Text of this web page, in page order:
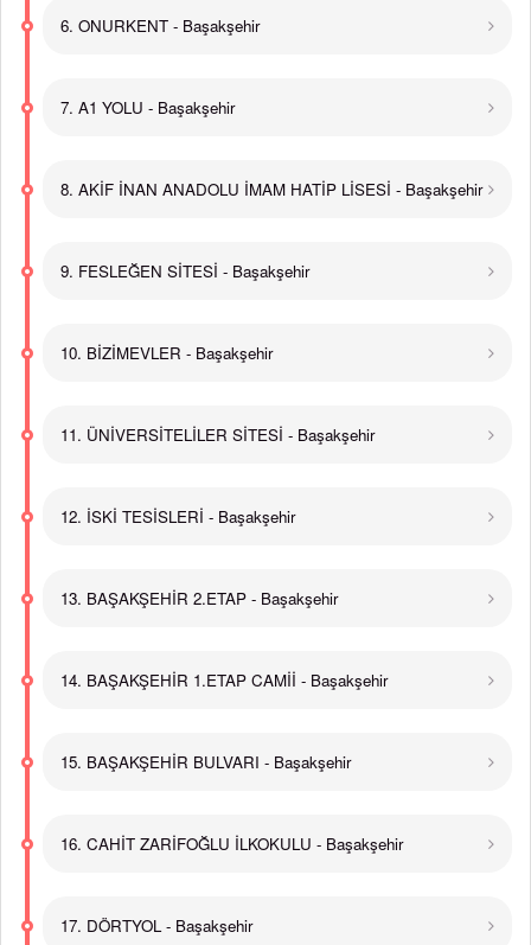
6. ONURKENT - Başakşehir
7. A1 YOLU - Başakşehir
8. AKİF İNAN ANADOLU İMAM HATİP LİSESİ - Başakşehir
9. FESLEĞEN SİTESİ - Başakşehir
10. BİZİMEVLER - Başakşehir
11. ÜNİVERSİTELİLER SİTESİ - Başakşehir
12. İSKİ TESİSLERİ - Başakşehir
13. BAŞAKŞEHİR 2.ETAP - Başakşehir
14. BAŞAKŞEHİR 1.ETAP CAMİİ - Başakşehir
15. BAŞAKŞEHİR BULVARI - Başakşehir
16. CAHİT ZARİFOĞLU İLKOKULU - Başakşehir
17. DÖRTYOL - Başakşehir